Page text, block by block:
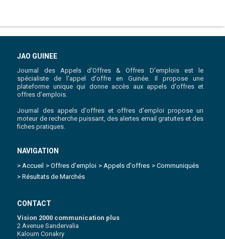
JAO GUINEE
Journal des Appels d'Offres & Offres D'emplois est le
spécialiste de l'appel d'offre en Guinée. Il propose une
plateforme unique qui donne accès aux appels d'offres et
offres d'emplois.
Journal des appels d'offres et offres d'emploi propose un
moteur de recherche puissant, des alertes email gratuites et des
fiches pratiques.
NAVIGATION
> Accueil > Offres d'emploi > Appels d'offres > Communiqués
> Résultats de Marchés
CONTACT
Vision 2000 communication plus
2 Avenue Sandervalia
Kaloum Conakry